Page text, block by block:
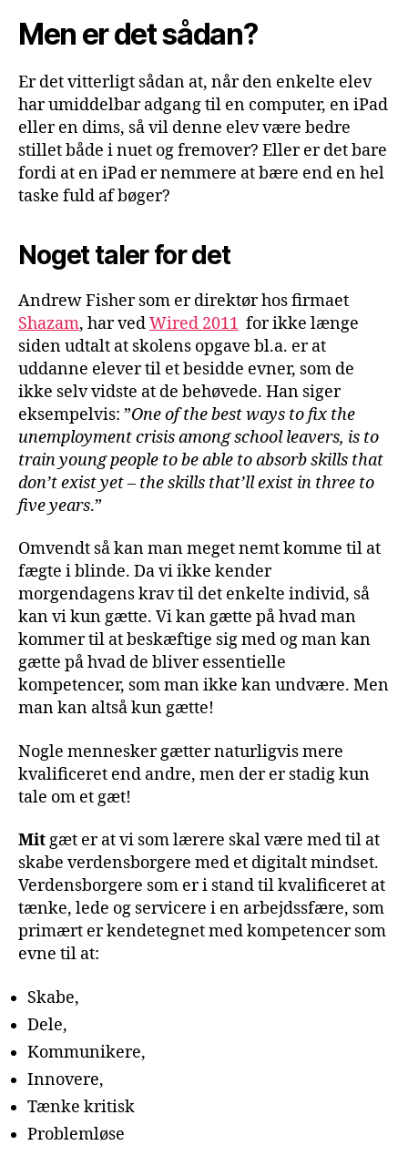
Men er det sådan?
Er det vitterligt sådan at, når den enkelte elev
har umiddelbar adgang til en computer, en iPad
eller en dims, så vil denne elev være bedre
stillet både i nuet og fremover? Eller er det bare
fordi at en iPad er nemmere at bære end en hel
taske fuld af bøger?
Noget taler for det
Andrew Fisher som er direktør hos firmaet
Shazam, har vedWired 2011 for ikke længe
siden udtalt at skolens opgave bl.a. er at
uddanne elever til et besidde evner, som de
ikke selv vidste at de behøvede. Han siger
eksempelvis: ”One of the best ways to fix the
unemployment crisis among school leavers, is to
train young people to be able to absorb skills that
don’t exist yet – the skills that’ll exist in three to
five years.”
Omvendt så kan man meget nemt komme til at
fægte i blinde. Da vi ikke kender
morgendagens krav til det enkelte individ, så
kan vi kun gætte. Vi kan gætte på hvad man
kommer til at beskæftige sig med og man kan
gætte på hvad de bliver essentielle
kompetencer, som man ikke kan undvære. Men
man kan altså kun gætte!
Nogle mennesker gætter naturligvis mere
kvalificeret end andre, men der er stadig kun
tale om et gæt!
Mitgæt er at vi som lærere skal være med til at
skabe verdensborgere med et digitalt mindset.
Verdensborgere som er i stand til kvalificeret at
tænke, lede og servicere i en arbejdssfære, som
primært er kendetegnet med kompetencer som
evne til at:
Skabe,
Dele,
Kommunikere,
Innovere,
Tænke kritisk
Problemløse